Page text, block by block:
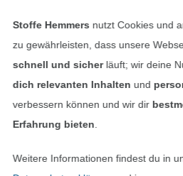
AGB
Stoffe Hemmers nutzt Cookies und
zu gewährleisten, dass unsere
schnell und sicherläuft; wir deine
dich relevanten Inhalten und
verbessern können und wir dir
Erfahrung bieten
Weitere Informationen findest du in